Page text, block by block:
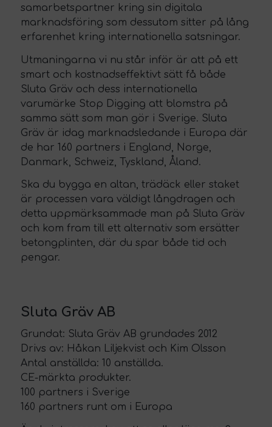
samarbetspartner kring sin digitala
marknadsföring som dessutom sitter på lång
erfarenhet kring internationella satsningar.
Utmaningarna vi nu står inför är att på ett
smart och kostnadseffektivt sätt få både
Sluta Gräv och dess internationella
varumärke Stop Digging att blomstra på
samma sätt som man gör i Sverige. Sluta
Gräv är idag marknadsledande i Europa där
de har 160 partners i England, Norge,
Danmark, Schweiz, Tyskland, Åland.
Ska du bygga en altan, trädäck eller staket
är processen vara väldigt långdragen och
detta uppmärksammade man på Sluta Gräv
och kom fram till ett alternativ som ersätter
betongplinten, där du spar både tid och
pengar.
Sluta Gräv AB
Grundat: Sluta Gräv AB grundades 2012
Drivs av: Håkan Liljekvist och Kim Olsson
Antal anställda: 10 anställda.
CE-märkta produkter.
100 partners i Sverige
160 partners runt om i Europa